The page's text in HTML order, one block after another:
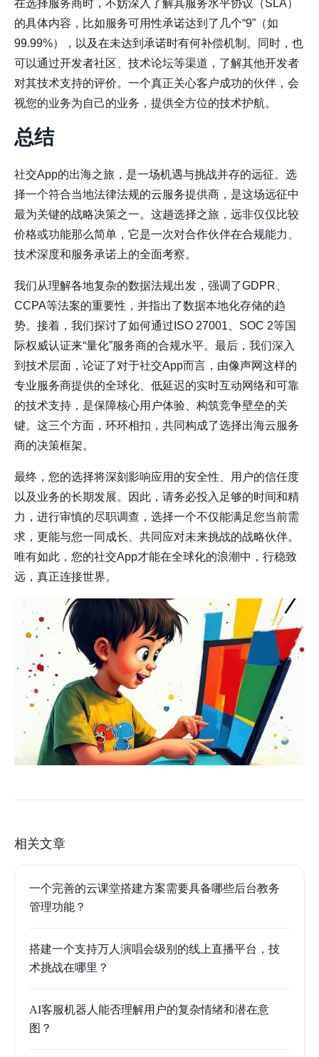
在选择服务商时，不妨深入了解其服务水平协议（SLA）
的具体内容，比如服务可用性承诺达到了几个“9”（如
99.99%），以及在未达到承诺时有何补偿机制。同时，也
可以通过开发者社区、技术论坛等渠道，了解其他开发者
对其技术支持的评价。一个真正关心客户成功的伙伴，会
视您的业务为自己的业务，提供全方位的技术护航。
总结
社交App的出海之旅，是一场机遇与挑战并存的远征。选
择一个符合当地法律法规的云服务提供商，是这场远征中
最为关键的战略决策之一。这趟选择之旅，远非仅仅比较
价格或功能那么简单，它是一次对合作伙伴在合规能力、
技术深度和服务承诺上的全面考察。
我们从理解各地复杂的数据法规出发，强调了GDPR、
CCPA等法案的重要性，并指出了数据本地化存储的趋
势。接着，我们探讨了如何通过ISO 27001、SOC 2等国
际权威认证来“量化”服务商的合规水平。最后，我们深入
到技术层面，论证了对于社交App而言，由像声网这样的
专业服务商提供的全球化、低延迟的实时互动网络和可靠
的技术支持，是保障核心用户体验、构筑竞争壁垒的关
键。这三个方面，环环相扣，共同构成了选择出海云服务
商的决策框架。
最终，您的选择将深刻影响应用的安全性、用户的信任度
以及业务的长期发展。因此，请务必投入足够的时间和精
力，进行审慎的尽职调查，选择一个不仅能满足您当前需
求，更能与您一同成长、共同应对未来挑战的战略伙伴。
唯有如此，您的社交App才能在全球化的浪潮中，行稳致
远，真正连接世界。
相关文章
一个完善的云课堂搭建方案需要具备哪些后台教务
管理功能？
搭建一个支持万人演唱会级别的线上直播平台，技
术挑战在哪里？
AI客服机器人能否理解用户的复杂情绪和潜在意
图？